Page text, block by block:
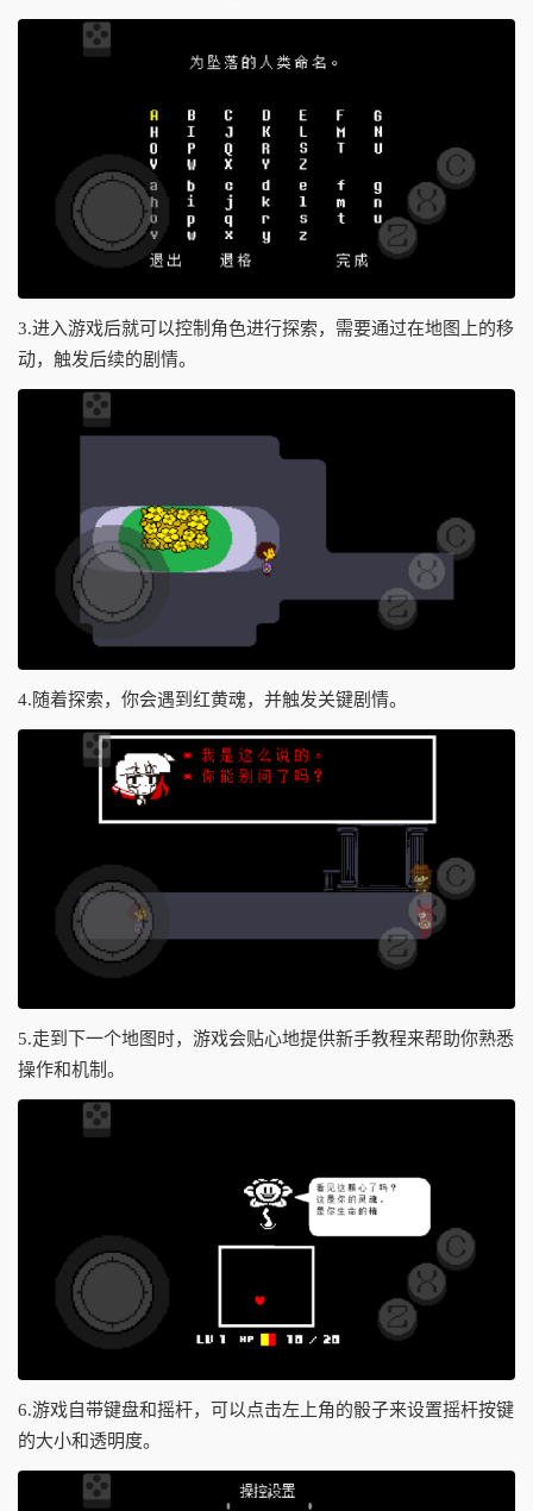
3.进入游戏后就可以控制角色进行探索，需要通过在地图上的移
动，触发后续的剧情。
4.随着探索，你会遇到红黄魂，并触发关键剧情。
5.走到下一个地图时，游戏会贴心地提供新手教程来帮助你熟悉
操作和机制。
6.游戏自带键盘和摇杆，可以点击左上角的骰子来设置摇杆按键
的大小和透明度。